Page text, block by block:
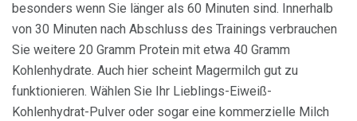
besonders wenn Sie länger als 60 Minuten sind. Innerhalb
von 30 Minuten nach Abschluss des Trainings verbrauchen
Sie weitere 20 Gramm Protein mit etwa 40 Gramm
Kohlenhydrate. Auch hier scheint Magermilch gut zu
funktionieren. Wählen Sie Ihr Lieblings-Eiweiß-
Kohlenhydrat-Pulver oder sogar eine kommerzielle Milch